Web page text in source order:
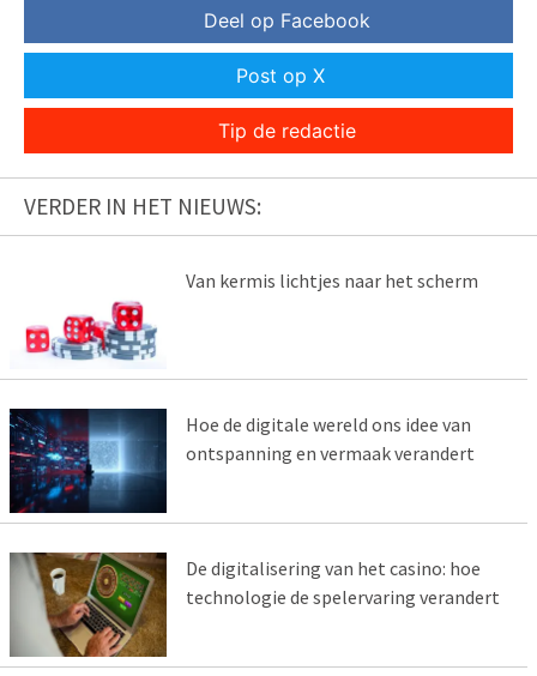
Deel op Facebook
Post op X
Tip de redactie
VERDER IN HET NIEUWS:
Van kermis lichtjes naar het scherm
Hoe de digitale wereld ons idee van
ontspanning en vermaak verandert
De digitalisering van het casino: hoe
technologie de spelervaring verandert